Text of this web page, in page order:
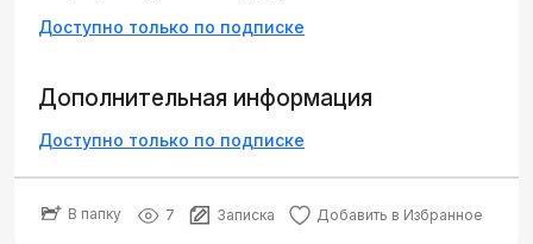
Доступно только по подписке
Дополнительная информация
Доступно только по подписке
В папку 7 Записка Добавить в Избранное